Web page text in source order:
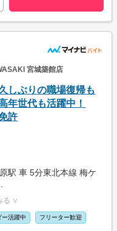
宮城築館店
しぶりの職場復帰も
年世代も活躍中！
許
駅 車 5分東北本線 梅ケ
る ∨
ー活躍中 フリーター歓迎